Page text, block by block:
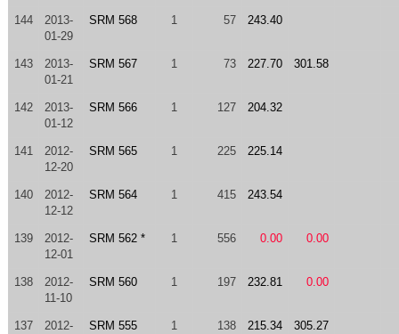
144
2013-
01-29
SRM 568 1 57 243.40
143
2013-
01-21
SRM 567 1 73 227.70 301.58
142
2013-
01-12
SRM 566 1 127 204.32
141
2012-
12-20
SRM 565 1 225 225.14
140
2012-
12-12
SRM 564 1 415 243.54
139
2012-
12-01
SRM 562 * 1 556 0.00 0.00
138
2012-
11-10
SRM 560 1 197 232.81 0.00
137
2012-
SRM 555 1 138 215.34 305.27